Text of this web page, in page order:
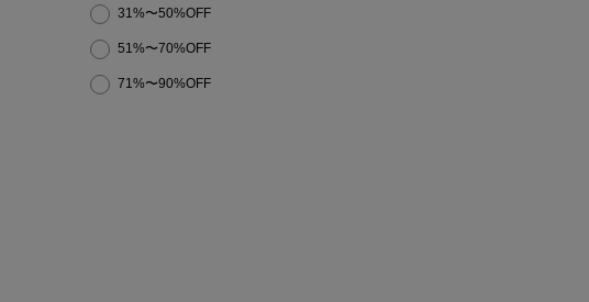
31%〜50%OFF
51%〜70%OFF
71%〜90%OFF